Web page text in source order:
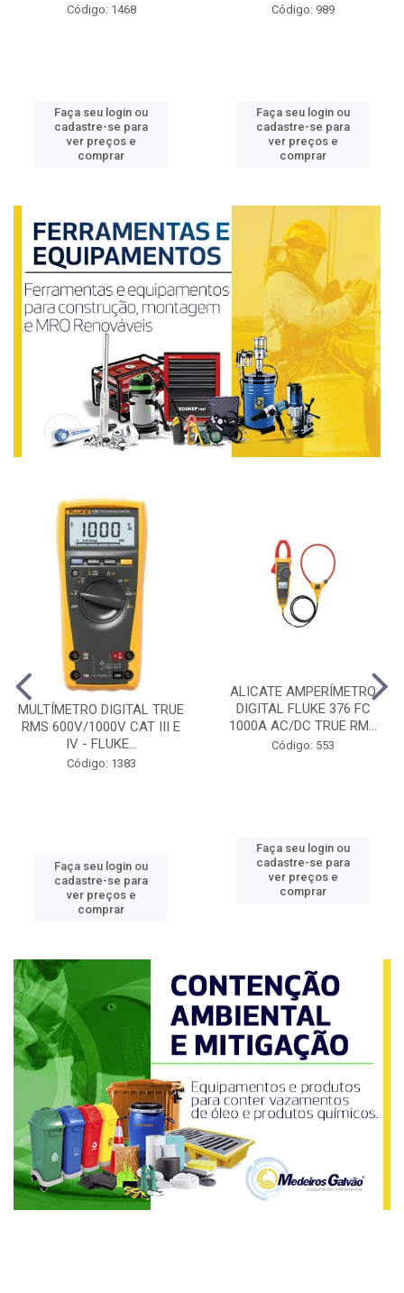
Código: 1468
Faça seu login ou
cadastre-se para
ver preços e
comprar
Código: 989
Faça seu login ou
cadastre-se para
ver preços e
comprar
MULTÍMETRO DIGITAL TRUE
RMS 600V/1000V CAT III E
IV - FLUKE...
Código: 1383
Faça seu login ou
cadastre-se para
ver preços e
comprar
ALICATE AMPERÍMETRO
DIGITAL FLUKE 376 FC
1000A AC/DC TRUE RM...
Código: 553
Faça seu login ou
cadastre-se para
ver preços e
comprar